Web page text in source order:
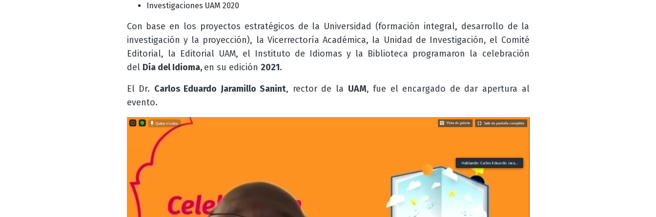
Investigaciones UAM 2020
Con base en los proyectos estratégicos de la Universidad (formación integral, desarrollo de la
investigación y la proyección), la Vicerrectoría Académica, la Unidad de Investigación, el Comité
Editorial, la Editorial UAM, el Instituto de Idiomas y la Biblioteca programaron la celebración
del Día del Idioma, en su edición 2021.
El Dr. Carlos Eduardo Jaramillo Sanint, rector de la UAM, fue el encargado de dar apertura al
evento.